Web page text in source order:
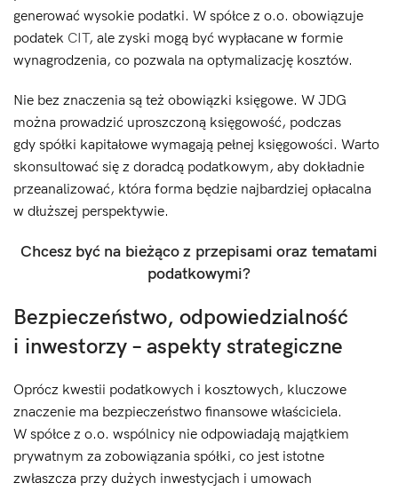
generować wysokie podatki. W spółce z o.o. obowiązuje
podatek CIT, ale zyski mogą być wypłacane w formie
wynagrodzenia, co pozwala na optymalizację kosztów.
Nie bez znaczenia są też obowiązki księgowe. W JDG
można prowadzić uproszczoną księgowość, podczas
gdy spółki kapitałowe wymagają pełnej księgowości. Warto
skonsultować się z doradcą podatkowym, aby dokładnie
przeanalizować, która forma będzie najbardziej opłacalna
w dłuższej perspektywie.
Chcesz być na bieżąco z przepisami oraz tematami
podatkowymi?
Bezpieczeństwo, odpowiedzialność
i inwestorzy – aspekty strategiczne
Oprócz kwestii podatkowych i kosztowych, kluczowe
znaczenie ma bezpieczeństwo finansowe właściciela.
W spółce z o.o. wspólnicy nie odpowiadają majątkiem
prywatnym za zobowiązania spółki, co jest istotne
zwłaszcza przy dużych inwestycjach i umowach